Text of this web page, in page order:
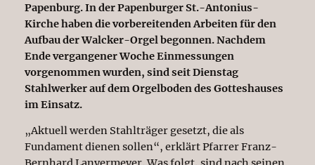
Papenburg. In der Papenburger St.-Antonius-
Kirche haben die vorbereitenden Arbeiten für den
Aufbau der Walcker-Orgel begonnen. Nachdem
Ende vergangener Woche Einmessungen
vorgenommen wurden, sind seit Dienstag
Stahlwerker auf dem Orgelboden des Gotteshauses
im Einsatz.
„Aktuell werden Stahlträger gesetzt, die als
Fundament dienen sollen“, erklärt Pfarrer Franz-